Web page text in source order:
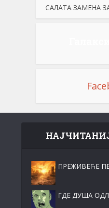
САЛАТА ЗАМЕНА
ПРЕЖИВЕЋЕ
ГДЕ ДУША